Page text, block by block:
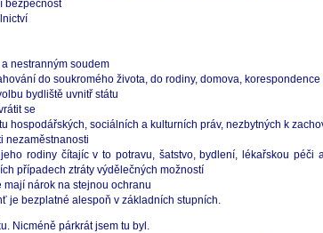
bezpečnost
nestranným soudem
do soukromého života, do rodiny, domova,
bydliště uvnitř státu
se
hospodářských, sociálních a kulturních práv, nezbytných k
nezaměstnanosti
rodiny čítajíc v to potravu, šatstvo, bydlení, lékařskou
případech ztráty výdělečných možností
nárok na stejnou ochranu
je bezplatné alespoň v základních stupních.
Nicméně párkrát jsem tu byl.